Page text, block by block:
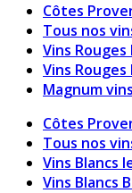
Côtes
Tous nos
Vins
Vins
Magnum
Côtes
Tous nos
Vins Blancs
Vins Blancs